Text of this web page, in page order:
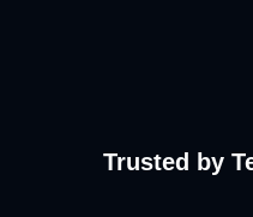
Trusted by